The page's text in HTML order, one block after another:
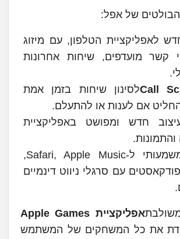
הבולטים של אפל:
לאפליקציית הטלפון, עם מיזוג
קשר מועדפים, שיחות אחרונות
Callלסינון שיחות בזמן אמת
אם לענות או להתעלם.
חדש ומפושט באפליקציית
שדרוג משמעותי ל-Safari, Apple Music,
עם סרגלי ניווט דינמיים
אפליקציית Apple Games
את כל המשחקים של המשתמש